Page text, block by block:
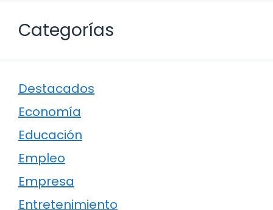
Categorías
Destacados
Economía
Educación
Empleo
Empresa
Entretenimiento